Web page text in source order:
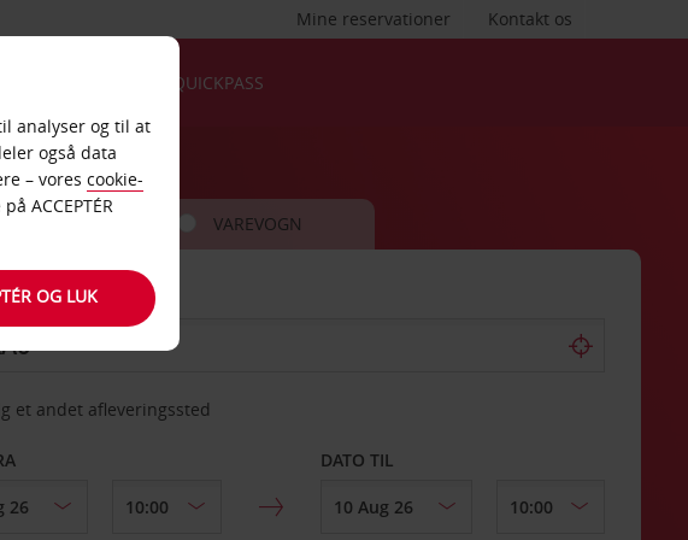
Kontakt os
Mine reservationer
QUICKPASS
BIL VAREVOGN
FRA
et andet afleveringssted
DATO TIL
analyser og til at
også data
– vores cookie-
ACCEPTÉR
OG LUK